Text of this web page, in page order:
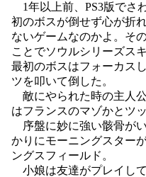
1年以上前、PS3版でさ
初のボスが倒せず心が折
ないゲームなのかよ。そ
ことでソウルシリーズス
最初のボスはフォーカス
ツを叩いて倒した。
敵にやられた時の主人
はフランスのマゾかとツ
序盤に妙に強い骸骨が
かりにモーニングスター
ングスフィールド。
小娘は友達がプレイし